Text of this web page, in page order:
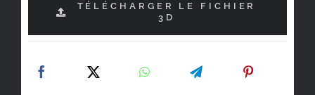
TÉLÉCHARGER LE FICHIER
3D